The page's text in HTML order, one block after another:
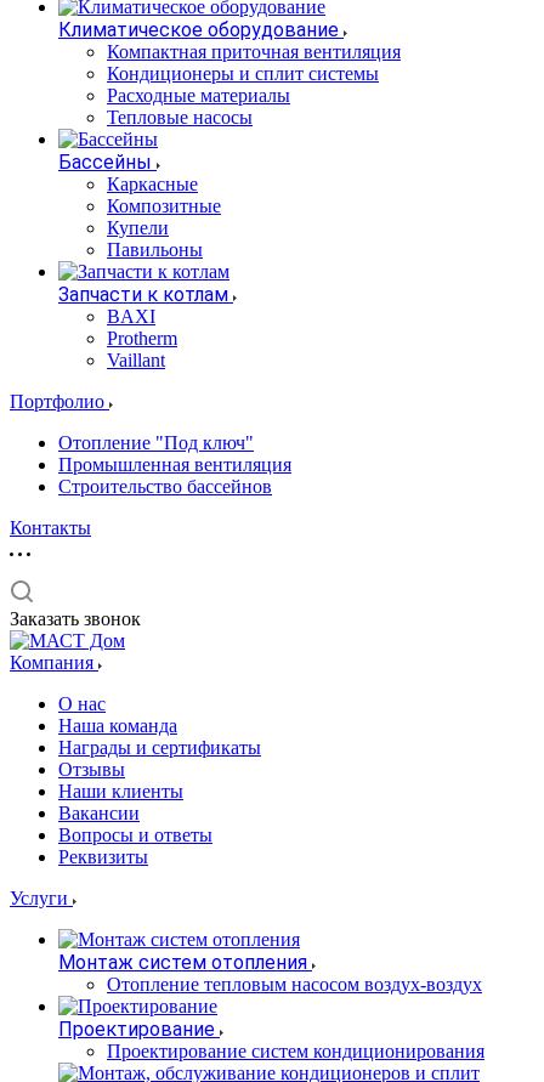
Климатическое оборудование
Компактная приточная вентиляция
Кондиционеры и сплит системы
Расходные материалы
Тепловые насосы
Бассейны
Каркасные
Композитные
Купели
Павильоны
Запчасти к котлам
BAXI
Protherm
Vaillant
Портфолио
Отопление "Под ключ"
Промышленная вентиляция
Строительство бассейнов
Контакты
Заказать звонок
Компания
О нас
Наша команда
Награды и сертификаты
Отзывы
Наши клиенты
Вакансии
Вопросы и ответы
Реквизиты
Услуги
Монтаж систем отопления
Отопление тепловым насосом воздух-воздух
Проектирование
Проектирование систем кондиционирования